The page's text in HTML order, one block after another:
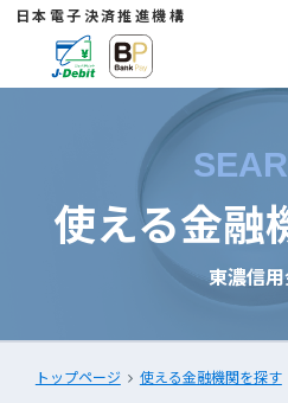
日本電子決済推進機構
使える金融
東濃信
トップページ 使える金融機関を探す